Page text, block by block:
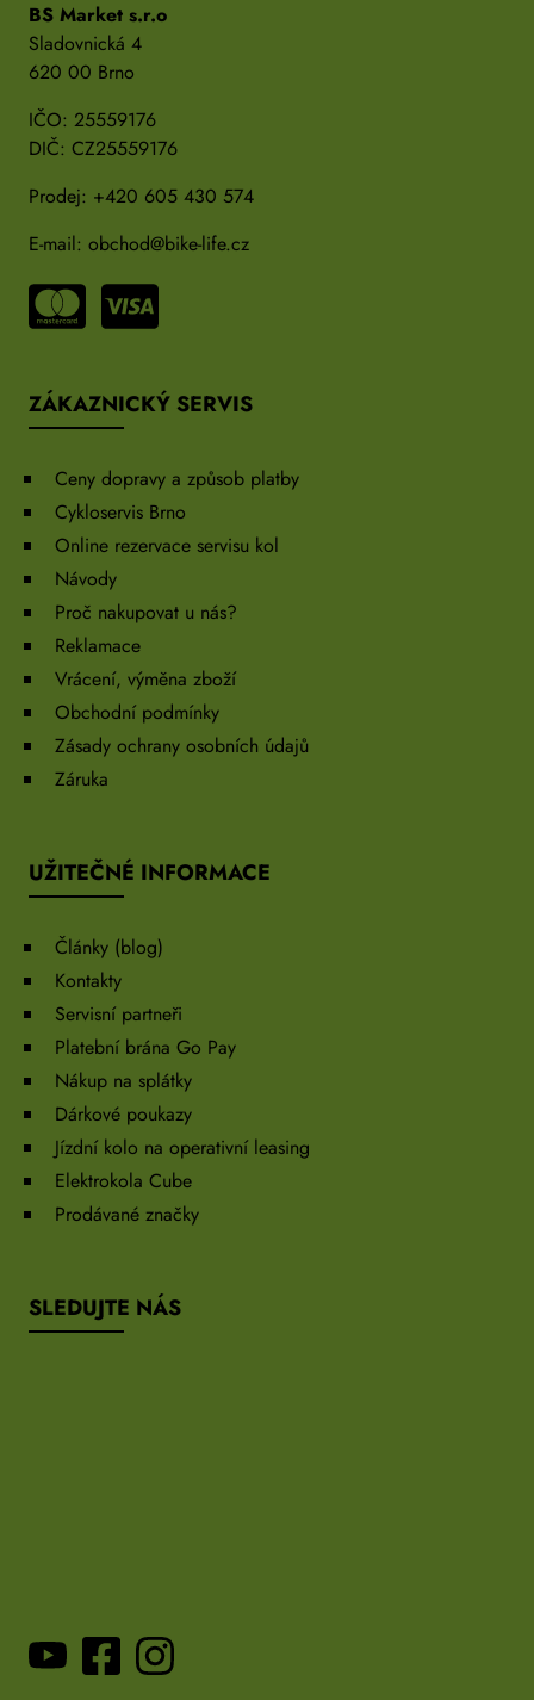
BS Market s.r.o
Sladovnická 4
620 00 Brno
IČO: 25559176
DIČ: CZ25559176
Prodej: +420 605 430 574
E-mail: obchod@bike-life.cz
ZÁKAZNICKÝ SERVIS
Ceny dopravy a způsob platby
Cykloservis Brno
Online rezervace servisu kol
Návody
Proč nakupovat u nás?
Reklamace
Vrácení, výměna zboží
Obchodní podmínky
Zásady ochrany osobních údajů
Záruka
UŽITEČNÉ INFORMACE
Články (blog)
Kontakty
Servisní partneři
Platební brána Go Pay
Nákup na splátky
Dárkové poukazy
Jízdní kolo na operativní leasing
Elektrokola Cube
Prodávané značky
SLEDUJTE NÁS